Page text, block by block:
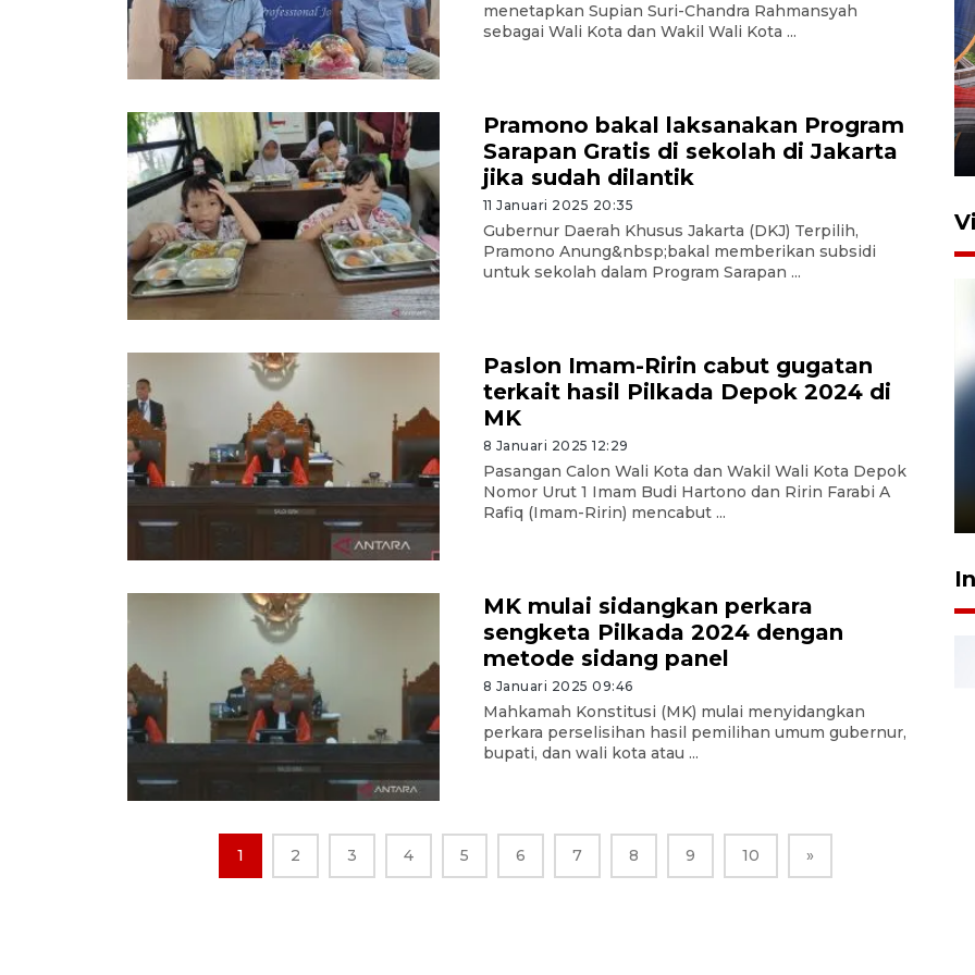
menetapkan Supian Suri-Chandra Rahmansyah
sebagai Wali Kota dan Wakil Wali Kota ...
Pramono bakal laksanakan Program
Sarapan Gratis di sekolah di Jakarta
jika sudah dilantik
11 Januari 2025 20:35
Gubernur Daerah Khusus Jakarta (DKJ) Terpilih,
Pramono Anung&nbsp;bakal memberikan subsidi
untuk sekolah dalam Program Sarapan ...
Paslon Imam-Ririn cabut gugatan
terkait hasil Pilkada Depok 2024 di
MK
8 Januari 2025 12:29
Pasangan Calon Wali Kota dan Wakil Wali Kota Depok
Nomor Urut 1 Imam Budi Hartono dan Ririn Farabi A
Rafiq (Imam-Ririn) mencabut ...
MK mulai sidangkan perkara
sengketa Pilkada 2024 dengan
metode sidang panel
8 Januari 2025 09:46
Mahkamah Konstitusi (MK) mulai menyidangkan
perkara perselisihan hasil pemilihan umum gubernur,
bupati, dan wali kota atau ...
1 2 3 4 5 6 7 8 9 10 »
Stasiun Bogor
12 Juni 2026 18:49
Pelanggan Filaha Farm setia
sampai 8 tahan?
1 Juni 2026 05:47